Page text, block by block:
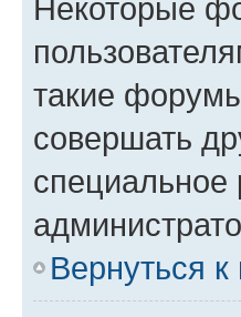
Некоторые
такие
совершать
Вернуться к